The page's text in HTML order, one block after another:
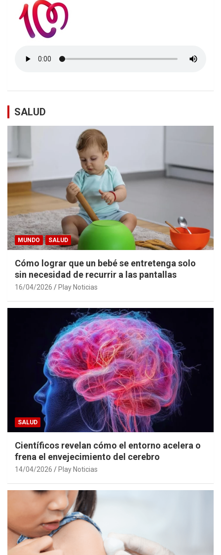
SALUD
MUNDO SALUD
Cómo lograr que un bebé se entretenga solo
sin necesidad de recurrir a las pantallas
16/04/2026 Play Noticias
SALUD
Científicos revelan cómo el entorno acelera o
frena el envejecimiento del cerebro
14/04/2026 Play Noticias